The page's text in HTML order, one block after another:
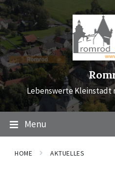
Skip
to
content
Skip
to
main
navigation
Skip
to
footer
Lebenswerte Kleinstadt
Menu
HOME AKTUELLES